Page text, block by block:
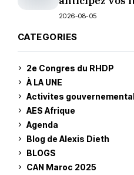
2026-08-05
CATEGORIES
2e Congres du RHDP
À LA UNE
Activites
AES Afrique
Agenda
Blog de Alexis Dieth
BLOGS
CAN Maroc 2025